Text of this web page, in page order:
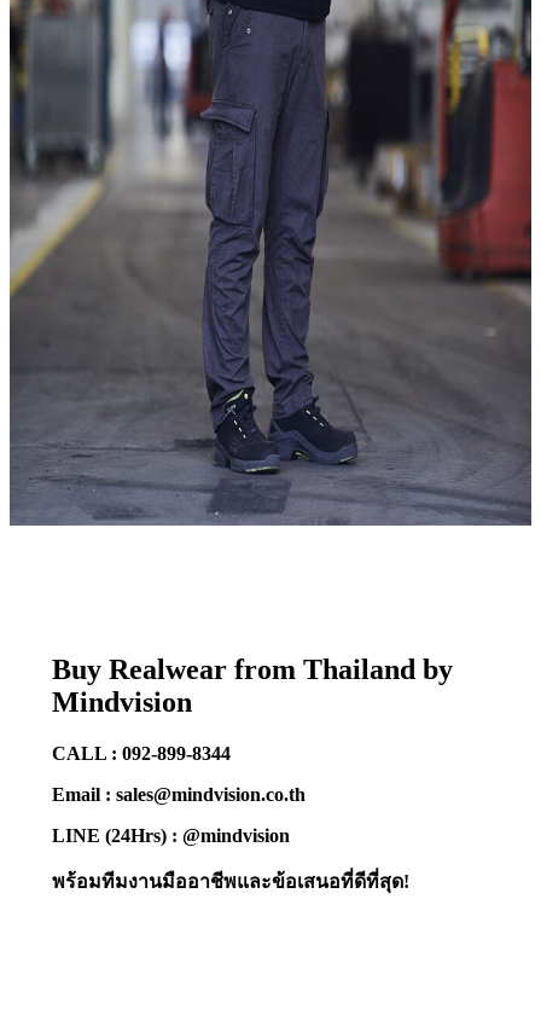
Buy Realwear from Thailand by
Mindvision
CALL : 092-899-8344
Email : sales@mindvision.co.th
LINE (24Hrs) : @mindvision
พร้อมทีมงานมืออาชีพและข้อเสนอที่ดีที่สุด!